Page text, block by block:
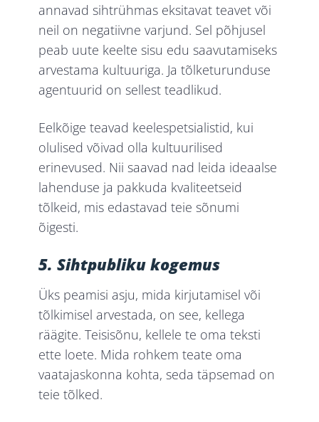
annavad sihtrühmas eksitavat teavet või
neil on negatiivne varjund. Sel põhjusel
peab uute keelte sisu edu saavutamiseks
arvestama kultuuriga. Ja tõlketurunduse
agentuurid on sellest teadlikud.
Eelkõige teavad keelespetsialistid, kui
olulised võivad olla kultuurilised
erinevused. Nii saavad nad leida ideaalse
lahenduse ja pakkuda kvaliteetseid
tõlkeid, mis edastavad teie sõnumi
õigesti.
5. Sihtpubliku kogemus
Üks peamisi asju, mida kirjutamisel või
tõlkimisel arvestada, on see, kellega
räägite. Teisisõnu, kellele te oma teksti
ette loete. Mida rohkem teate oma
vaatajaskonna kohta, seda täpsemad on
teie tõlked.